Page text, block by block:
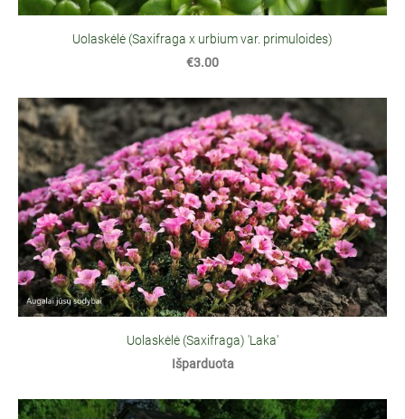
Uolaskėlė (Saxifraga x urbium var. primuloides)
€3.00
Uolaskėlė (Saxifraga) 'Laka'
Išparduota